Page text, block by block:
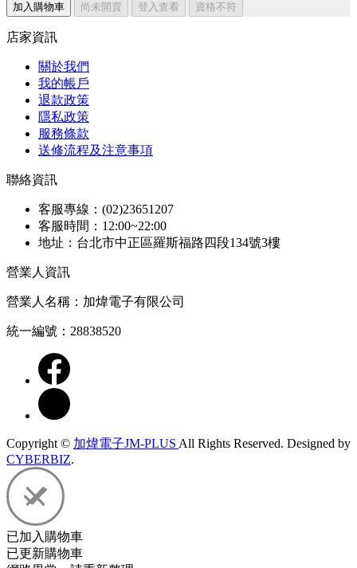
加入購物車 尚未開賣 登入查看 資格不符
店家資訊
關於我們
我的帳戶
退款政策
隱私政策
服務條款
送修流程及注意事項
聯絡資訊
客服專線：(02)23651207
客服時間：12:00~22:00
地址：台北市中正區羅斯福路四段134號3樓
營業人資訊
營業人名稱：加煒電子有限公司
統一編號：28838520
Copyright © 加煒電子JM-PLUS All Rights Reserved. Designed by
CYBERBIZ.
已加入購物車
已更新購物車